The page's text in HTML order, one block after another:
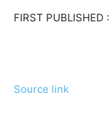
FIRST PUBLISHED :
Source link